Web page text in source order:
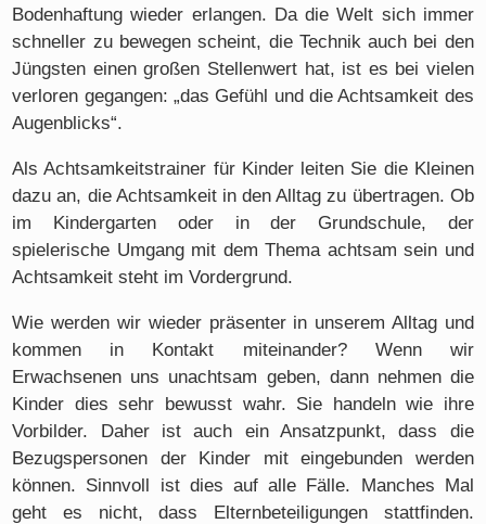
Bodenhaftung wieder erlangen. Da die Welt sich immer
schneller zu bewegen scheint, die Technik auch bei den
Jüngsten einen großen Stellenwert hat, ist es bei vielen
verloren gegangen: „das Gefühl und die Achtsamkeit des
Augenblicks“.
Als Achtsamkeitstrainer für Kinder leiten Sie die Kleinen
dazu an, die Achtsamkeit in den Alltag zu übertragen. Ob
im Kindergarten oder in der Grundschule, der
spielerische Umgang mit dem Thema achtsam sein und
Achtsamkeit steht im Vordergrund.
Wie werden wir wieder präsenter in unserem Alltag und
kommen in Kontakt miteinander? Wenn wir
Erwachsenen uns unachtsam geben, dann nehmen die
Kinder dies sehr bewusst wahr. Sie handeln wie ihre
Vorbilder. Daher ist auch ein Ansatzpunkt, dass die
Bezugspersonen der Kinder mit eingebunden werden
können. Sinnvoll ist dies auf alle Fälle. Manches Mal
geht es nicht, dass Elternbeteiligungen stattfinden.